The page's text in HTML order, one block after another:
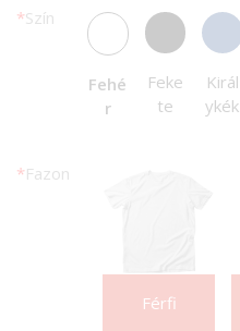
*Szín
Fehé
r
Feke
te
Királ
ykék
*Fazon
Férfi